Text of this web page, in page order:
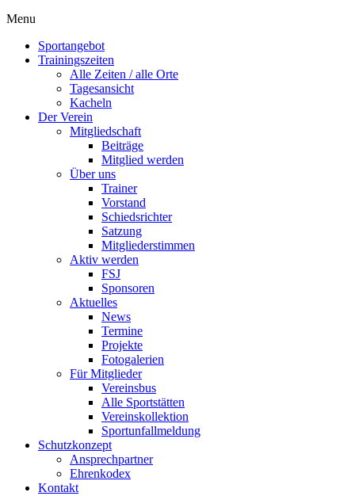
Flyout
Menu
Sportangebot
Trainingszeiten
Alle Zeiten / alle Orte
Tagesansicht
Kacheln
Der Verein
Mitgliedschaft
Beiträge
Mitglied werden
Über uns
Trainer
Vorstand
Schiedsrichter
Satzung
Mitgliederstimmen
Aktiv werden
FSJ
Sponsoren
Aktuelles
News
Termine
Projekte
Fotogalerien
Für Mitglieder
Vereinsbus
Alle Sportstätten
Vereinskollektion
Sportunfallmeldung
Schutzkonzept
Ansprechpartner
Ehrenkodex
Kontakt